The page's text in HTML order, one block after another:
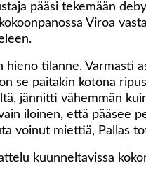
pääsi tekemään
Viroa
hieno tilanne. Varmasti
se paitakin kotona
jännitti vähemmän
iloinen, että pääsee
voinut miettiä, Pallas
kuunneltavissa